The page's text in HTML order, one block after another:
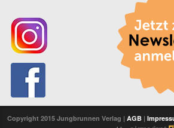
Copyright 2015 Jungbrunnen Verlag | AGB|